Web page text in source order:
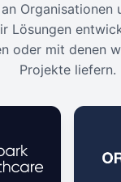
Organisationen
Lösungen
oder mit denen
Projekte liefern.